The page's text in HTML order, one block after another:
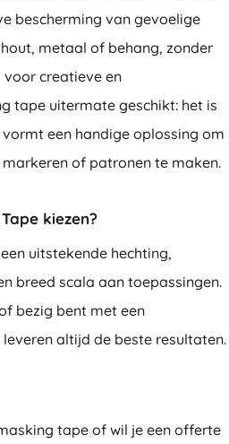
bescherming van gevoelige
metaal of behang, zonder
voor creatieve en
tape uitermate geschikt: het is
een handige oplossing om
of patronen te maken.
kiezen?
uitstekende hechting,
breed scala aan toepassingen.
bezig bent met een
altijd de beste resultaten.
tape of wil je een offerte